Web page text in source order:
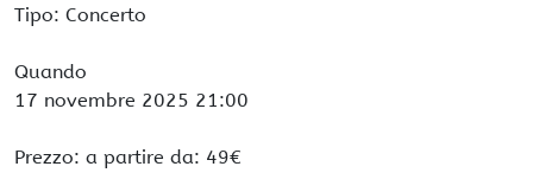
Tipo: Concerto
Quando
17 novembre 2025 21:00
Prezzo: a partire da: 49€